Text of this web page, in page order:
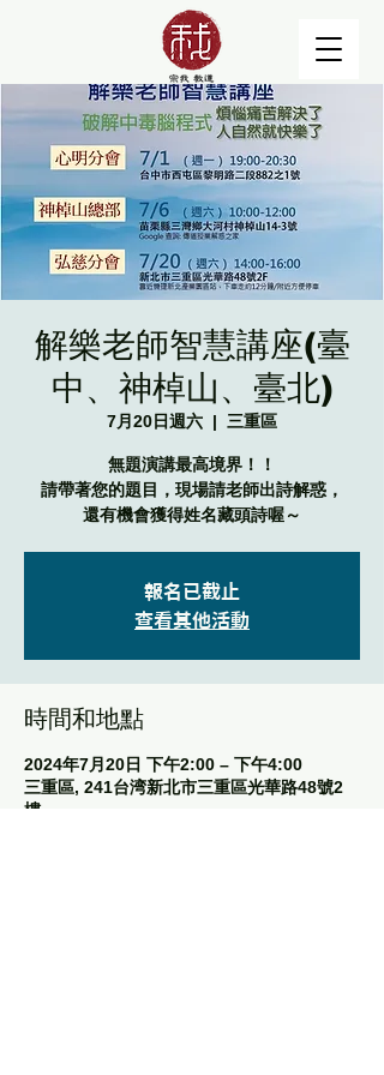
解樂老師智慧講座(臺
中、神棹山、臺北)
7月20日週六
  |
三重區
無題演講最高境界！！
請帶著您的題目，現場請老師出詩解惑，
還有機會獲得姓名藏頭詩喔～
報名已截止
查看其他活動
時間和地點
2024年7月20日 下午2:00 – 下午4:00
三重區, 241台湾新北市三重區光華路48號2
樓